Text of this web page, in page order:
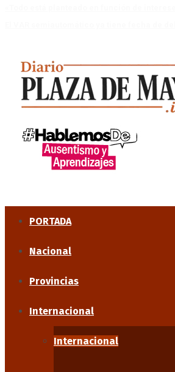
PORTADA
Nacional
Provincias
Internacional
Internacional